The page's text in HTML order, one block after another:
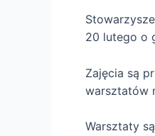
20 lutego o
Zajęcia są
warsztatów
Warsztaty